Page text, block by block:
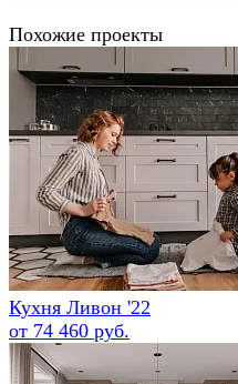
Похожие проекты
Кухня Ливон '22
от 74 460 руб.